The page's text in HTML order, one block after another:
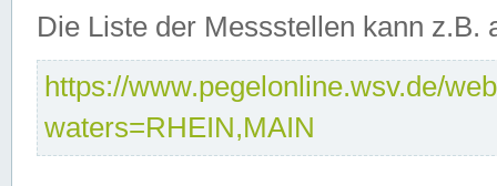
Die Liste der Messstellen kann
https://www.pegelonline.wsv.de/
waters=RHEIN,MAIN